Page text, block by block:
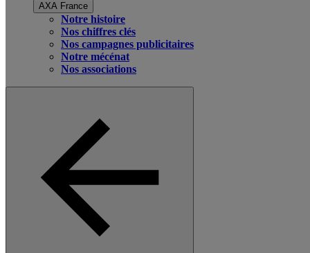
AXA France
Notre histoire
Nos chiffres clés
Nos campagnes publicitaires
Notre mécénat
Nos associations